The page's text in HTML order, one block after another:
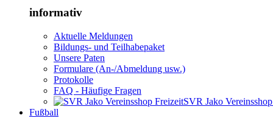
informativ
Aktuelle Meldungen
Bildungs- und Teilhabepaket
Unsere Paten
Formulare (An-/Abmeldung usw.)
Protokolle
FAQ - Häufige Fragen
SVR Jako
Fußball